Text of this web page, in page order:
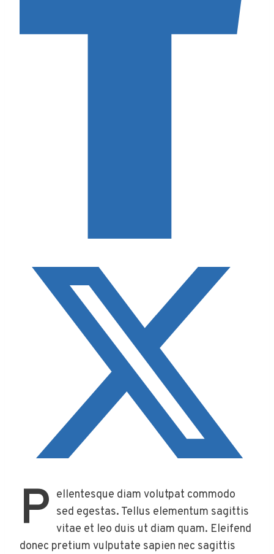
P ellentesque diam volutpat commodo
sed egestas. Tellus elementum sagittis
vitae et leo duis ut diam quam. Eleifend
donec pretium vulputate sapien nec sagittis